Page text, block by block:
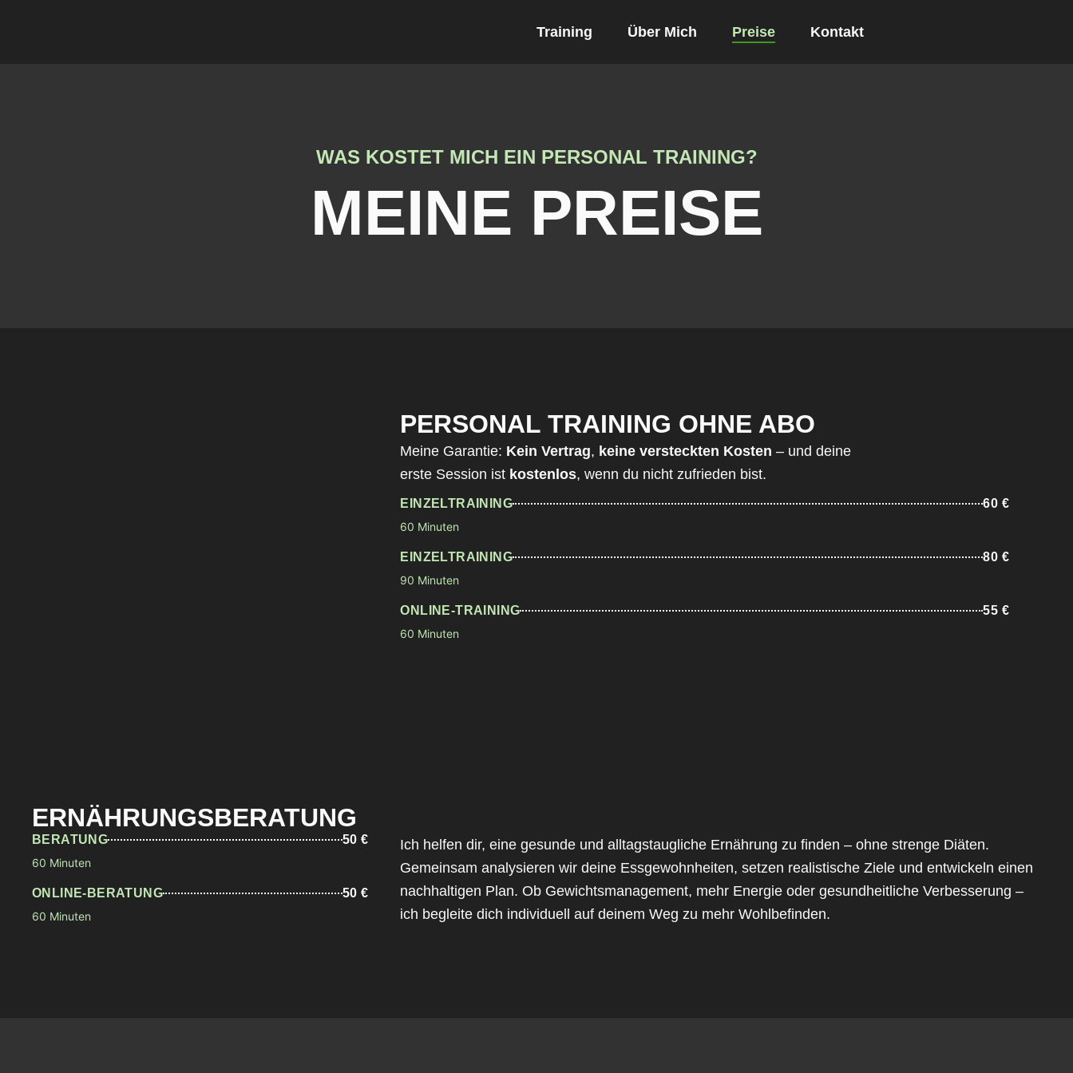
Training Über Mich Preise Kontakt
WAS KOSTET MICH EIN PERSONAL TRAINING?
MEINE PREISE
PERSONAL TRAINING OHNE ABO
Meine Garantie: Kein Vertrag, keine versteckten Kosten – und deine
erste Session ist kostenlos, wenn du nicht zufrieden bist.
EINZELTRAINING
60 €
60 Minuten
EINZELTRAINING
80 €
90 Minuten
ONLINE-TRAINING
55 €
60 Minuten
ERNÄHRUNGSBERATUNG
BERATUNG
50 €
60 Minuten
ONLINE-BERATUNG
50 €
60 Minuten
Ich helfen dir, eine gesunde und alltagstaugliche Ernährung zu finden – ohne strenge Diäten.
Gemeinsam analysieren wir deine Essgewohnheiten, setzen realistische Ziele und entwickeln einen
nachhaltigen Plan. Ob Gewichtsmanagement, mehr Energie oder gesundheitliche Verbesserung –
ich begleite dich individuell auf deinem Weg zu mehr Wohlbefinden.